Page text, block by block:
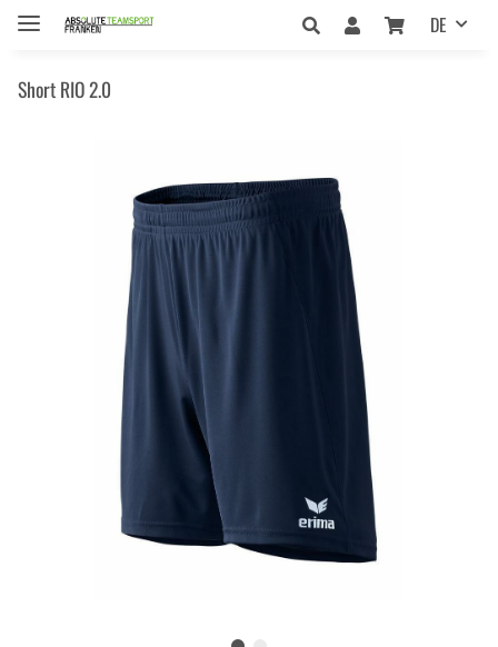
DE
Short RIO 2.0